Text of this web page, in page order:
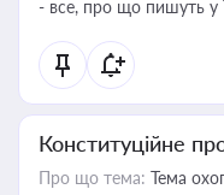
- все, про що пишуть у
Конституційне
Про що тема: Тема